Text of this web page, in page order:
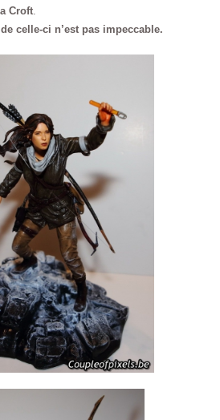
Croft.
celle-ci n’est pas impeccable.